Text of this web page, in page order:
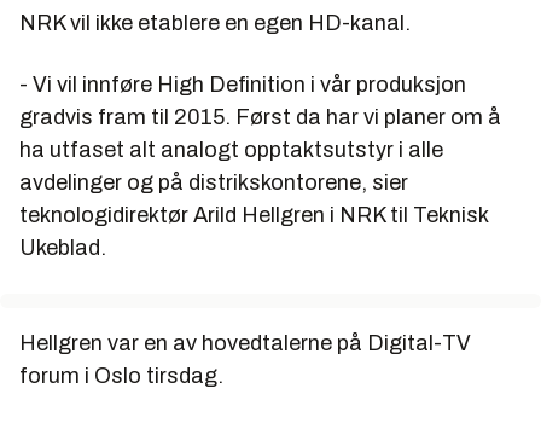
høykvalitetsbildene.
Også på lydsiden har standarden fordeler: Lyden
kan sendes i blant annet Dolby Digital 5.1, som
betyr fem kanaler (i motsetning til to i stereo).
NRK vil ikke etablere en egen HD-kanal.
- Vi vil innføre High Definition i vår produksjon
gradvis fram til 2015. Først da har vi planer om å
ha utfaset alt analogt opptaktsutstyr i alle
avdelinger og på distrikskontorene, sier
teknologidirektør Arild Hellgren i NRK til Teknisk
Ukeblad.
Hellgren var en av hovedtalerne på Digital-TV
forum i Oslo tirsdag.